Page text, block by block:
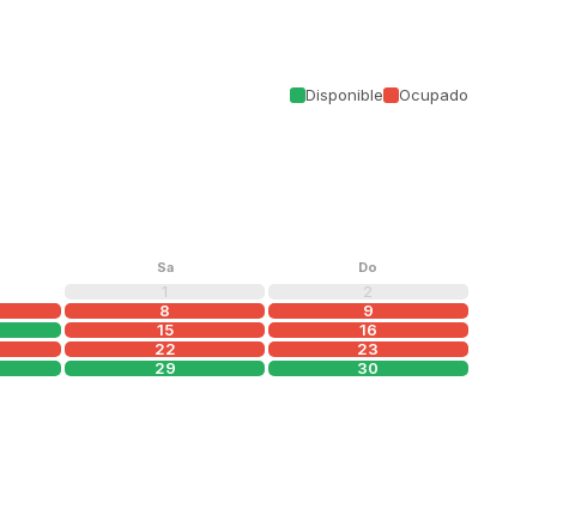
Disponible Ocupado
Sa Do
1
2
8
9
15
16
22
23
29
30